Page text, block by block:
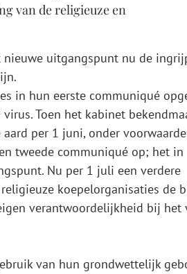
van de religieuze en
uitgangspunt nu de
in hun eerste communiqué
Toen het kabinet
per 1 juni, onder
tweede communiqué op; het in
Nu per 1 juli een verdere
koepelorganisaties de
verantwoordelijkheid bij het
van hun grondwettelijk